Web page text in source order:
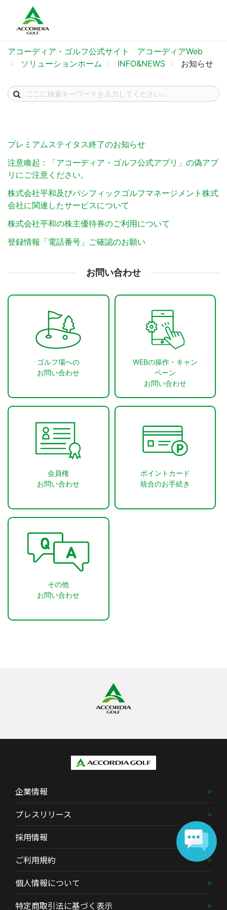
アコーディア・ゴルフ公式サイト アコーディアWeb
ソリューションホーム
INFO&NEWS お知らせ
プレミアムステイタス終了のお知らせ
注意喚起：「アコーディア・ゴルフ公式アプリ」の偽アプ
リにご注意ください。
株式会社平和及びパシフィックゴルフマネージメント株式
会社に関連したサービスについて
株式会社平和の株主優待券のご利用について
登録情報「電話番号」ご確認のお願い
お問い合わせ
ゴルフ場への
お問い合わせ
WEBの操作・キャン
ペーン
お問い合わせ
会員権
お問い合わせ
ポイントカード
統合のお手続き
その他
お問い合わせ
企業情報
プレスリリース
採用情報
ご利用規約
個人情報について
特定商取引法に基づく表示